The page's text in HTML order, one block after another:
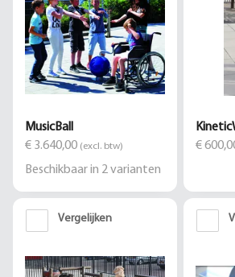
MusicBall
€ 3.640,00 (excl. btw)
Beschikbaar in 2varianten
€
Vergelijken